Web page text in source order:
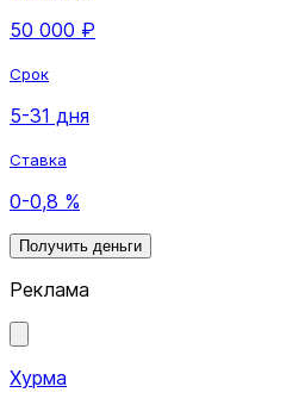
50 000 ₽
Срок
5-31 дня
Ставка
0-0,8 %
Получить деньги
Реклама
Хурма